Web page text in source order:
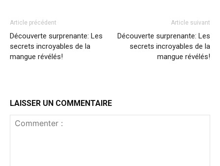
Article précédent
Découverte surprenante: Les
secrets incroyables de la
mangue révélés!
Article suivant
Découverte surprenante: Les
secrets incroyables de la
mangue révélés!
LAISSER UN COMMENTAIRE